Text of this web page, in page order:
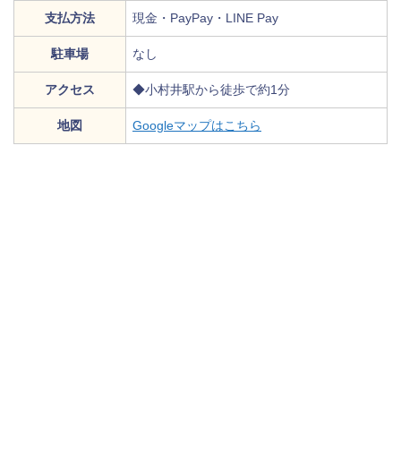
支払方法 現金・PayPay・LINE Pay
駐車場 なし
アクセス ◆小村井駅から徒歩で約1分
地図 Googleマップはこちら